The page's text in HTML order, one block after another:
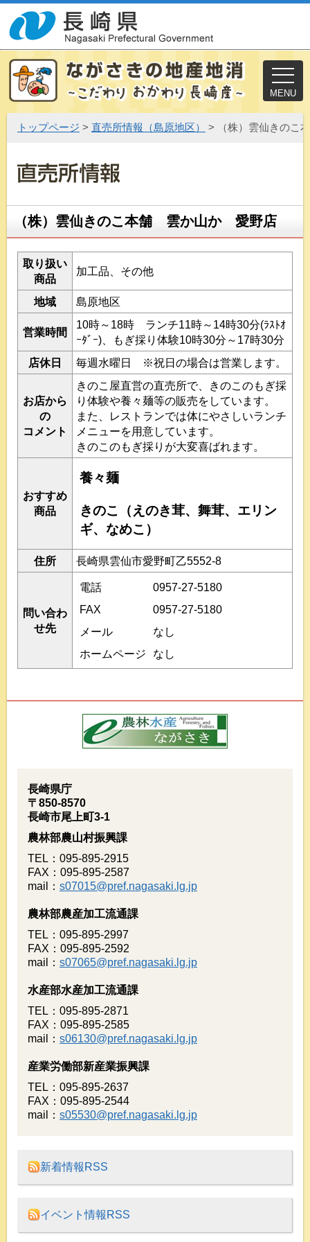
MENU
トップページ > 直売所情報（島原地区） > （株）雲仙きの
（株）雲仙きのこ本舗 雲か山か 愛野店
取り扱い
商品
加工品、その他
地域 島原地区
営業時間
10時～18時 ランチ11時～14時30分(ﾗｽﾄｵ
ｰﾀﾞｰ)、もぎ採り体験10時30分～17時30分
店休日
毎週水曜日 ※祝日の場合は営業します。
お店から
の
コメント
きのこ屋直営の直売所で、きのこのもぎ採
り体験や養々麺等の販売をしています。
また、レストランでは体にやさしいランチ
メニューを用意しています。
きのこのもぎ採りが大変喜ばれます。
おすすめ
商品
養々麺
きのこ（えのき茸、舞茸、エリン
ギ、なめこ）
住所 長崎県雲仙市愛野町乙5552-8
問い合わ
せ先
電話
0957-27-5180
FAX
0957-27-5180
メール
なし
ホームページ
なし
長崎県庁
〒850-8570
長崎市尾上町3-1
農林部農山村振興課
TEL：095-895-2915
FAX：095-895-2587
mail： s07015@pref.nagasaki.lg.jp
農林部農産加工流通課
TEL：095-895-2997
FAX：095-895-2592
mail： s07065@pref.nagasaki.lg.jp
水産部水産加工流通課
TEL：095-895-2871
FAX：095-895-2585
mail： s06130@pref.nagasaki.lg.jp
産業労働部新産業振興課
TEL：095-895-2637
FAX：095-895-2544
mail： s05530@pref.nagasaki.lg.jp
新着情報RSS
イベント情報RSS